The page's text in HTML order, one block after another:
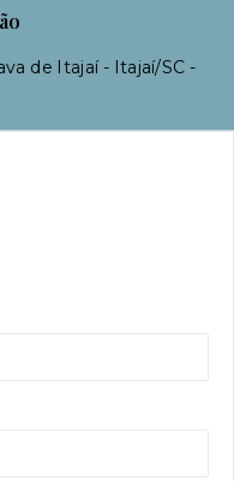
de Itajaí - Itajaí/SC -